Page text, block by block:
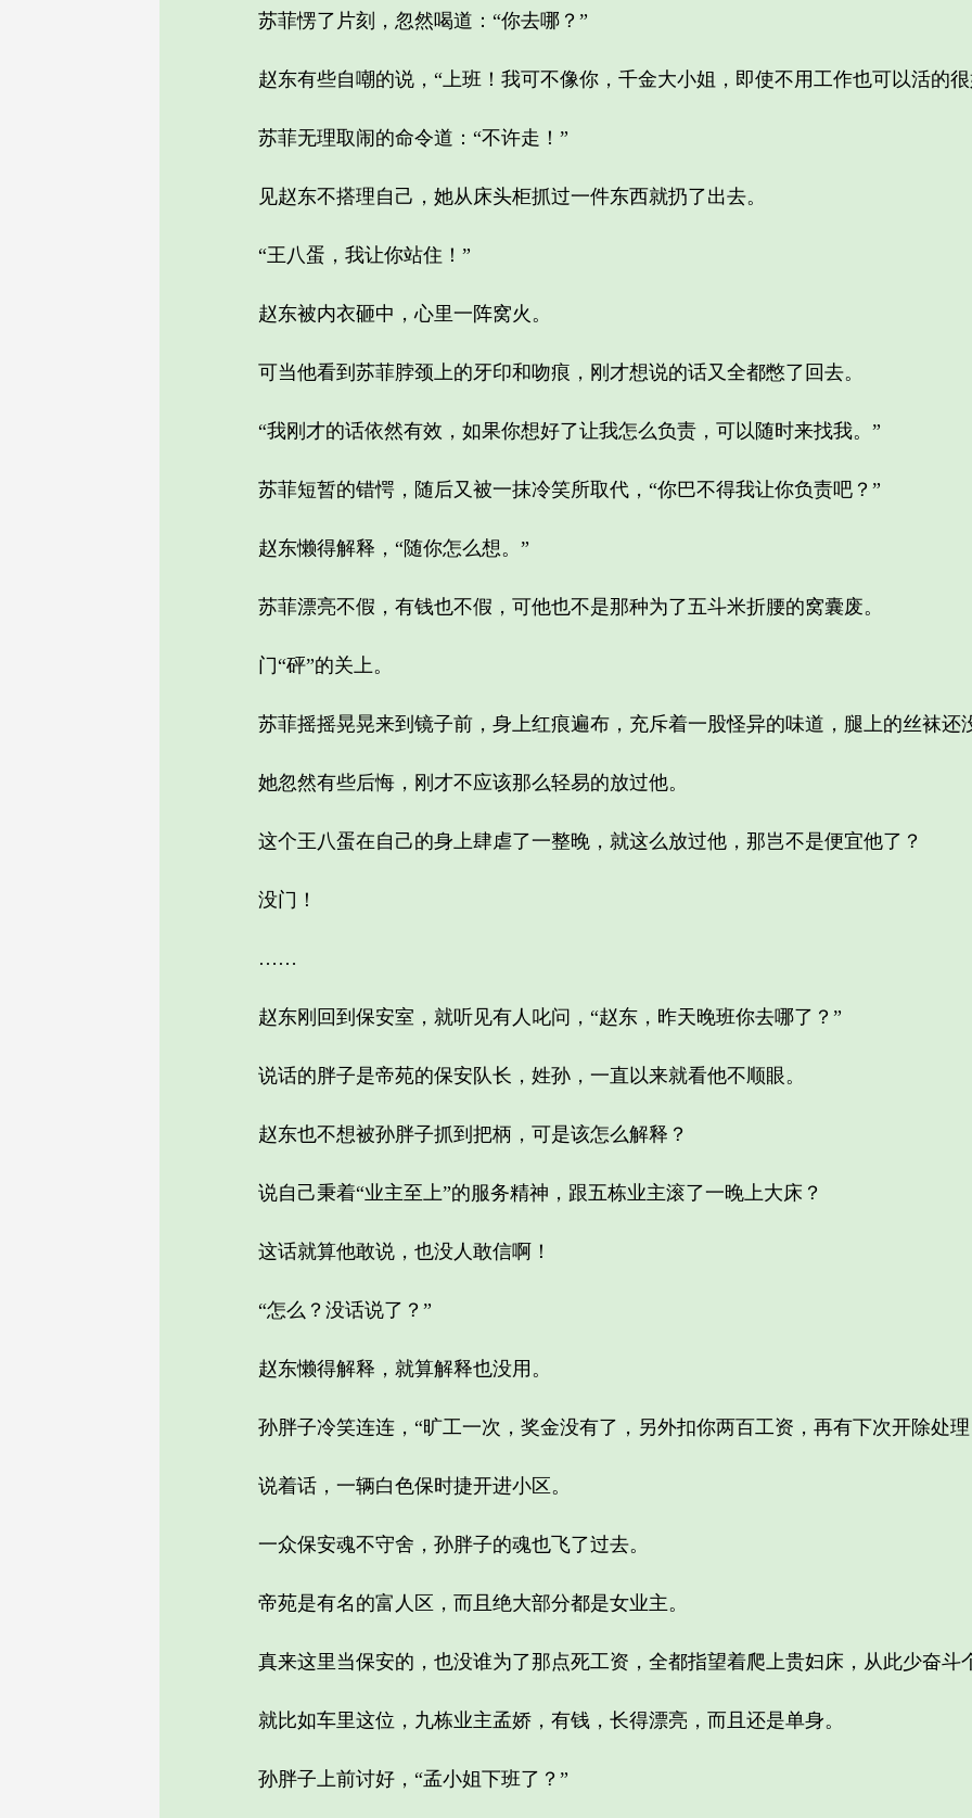
苏菲愣了片刻，忽然喝道：“你去哪？”
赵东有些自嘲的说，“上班！我可不像你，千金大小姐，即使不用工作也可以活的很
苏菲无理取闹的命令道：“不许走！”
见赵东不搭理自己，她从床头柜抓过一件东西就扔了出去。
“王八蛋，我让你站住！”
赵东被内衣砸中，心里一阵窝火。
可当他看到苏菲脖颈上的牙印和吻痕，刚才想说的话又全都憋了回去。
“我刚才的话依然有效，如果你想好了让我怎么负责，可以随时来找我。”
苏菲短暂的错愕，随后又被一抹冷笑所取代，“你巴不得我让你负责吧？”
赵东懒得解释，“随你怎么想。”
苏菲漂亮不假，有钱也不假，可他也不是那种为了五斗米折腰的窝囊废。
门“砰”的关上。
苏菲摇摇晃晃来到镜子前，身上红痕遍布，充斥着一股怪异的味道，腿上的丝袜还
她忽然有些后悔，刚才不应该那么轻易的放过他。
这个王八蛋在自己的身上肆虐了一整晚，就这么放过他，那岂不是便宜他了？
没门！
……
赵东刚回到保安室，就听见有人叱问，“赵东，昨天晚班你去哪了？”
说话的胖子是帝苑的保安队长，姓孙，一直以来就看他不顺眼。
赵东也不想被孙胖子抓到把柄，可是该怎么解释？
说自己秉着“业主至上”的服务精神，跟五栋业主滚了一晚上大床？
这话就算他敢说，也没人敢信啊！
“怎么？没话说了？”
赵东懒得解释，就算解释也没用。
孙胖子冷笑连连，“旷工一次，奖金没有了，另外扣你两百工资，再有下次开除处理
说着话，一辆白色保时捷开进小区。
一众保安魂不守舍，孙胖子的魂也飞了过去。
帝苑是有名的富人区，而且绝大部分都是女业主。
真来这里当保安的，也没谁为了那点死工资，全都指望着爬上贵妇床，从此少奋斗
就比如车里这位，九栋业主孟娇，有钱，长得漂亮，而且还是单身。
孙胖子上前讨好，“孟小姐下班了？”